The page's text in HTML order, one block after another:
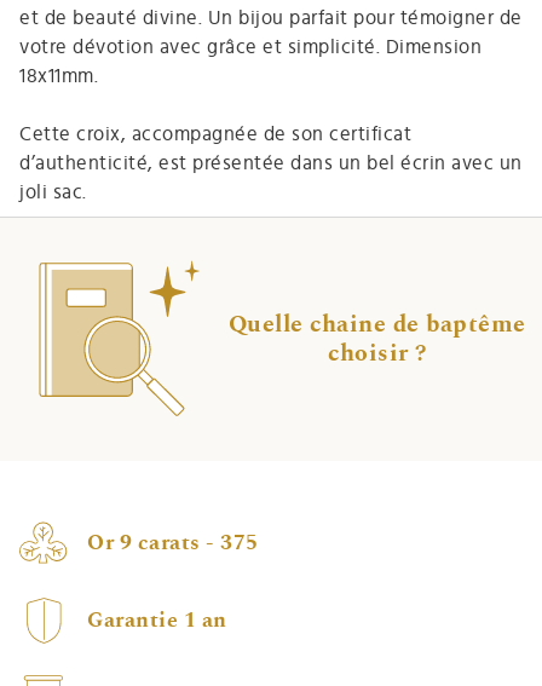
et de beauté divine. Un bijou parfait pour témoigner de
votre dévotion avec grâce et simplicité. Dimension
18x11mm.
Cette croix, accompagnée de son certificat
d’authenticité, est présentée dans un bel écrin avec un
joli sac.
Quelle chaine de baptême
choisir ?
Or 9 carats - 375
Garantie 1 an